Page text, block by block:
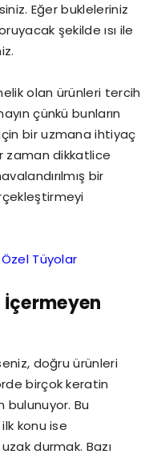
Eğer bukleleriniz
şekilde ısı ile
olan ürünleri tercih
çünkü bunların
bir uzmana ihtiyaç
zaman dikkatlice
bir
Özel Tüyolar
İçermeyen
doğru ürünleri
birçok keratin
bulunuyor. Bu
konu ise
durmak. Bazı